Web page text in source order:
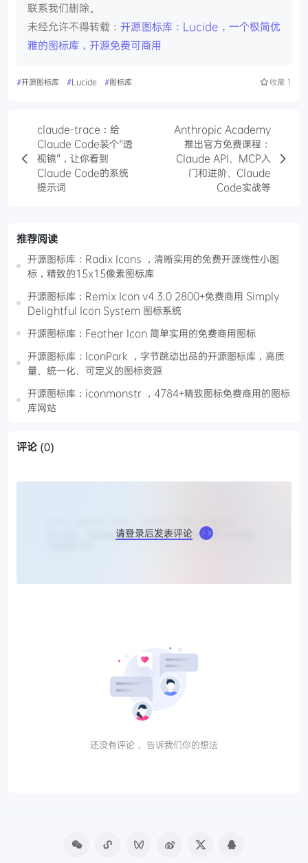
联系我们删除。
未经允许不得转载：开源图标库：Lucide，一个极简优
雅的图标库，开源免费可商用
#开源图标库 #Lucide #图标库 收藏 1
claude-trace：给
Claude Code装个"透
视镜"，让你看到
Claude Code的系统
提示词
Anthropic Academy
推出官方免费课程：
Claude API、MCP入
门和进阶、Claude
Code实战等
推荐阅读
开源图标库：Radix Icons ，清晰实用的免费开源线性小图
标，精致的15x15像素图标库
开源图标库：Remix Icon v4.3.0 2800+免费商用 Simply
Delightful Icon System 图标系统
开源图标库：Feather Icon 简单实用的免费商用图标
开源图标库：IconPark ，字节跳动出品的开源图标库，高质
量、统一化、可定义的图标资源
开源图标库：iconmonstr ，4784+精致图标免费商用的图标
库网站
评论 (0)
请登录后发表评论
还没有评论， 告诉我们你的想法